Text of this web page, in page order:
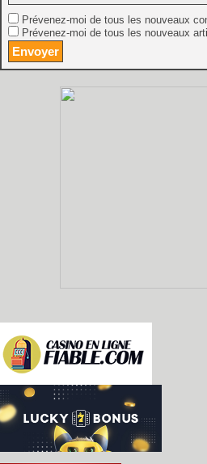
Prévenez-moi de tous les nouveaux
Prévenez-moi de tous les nouveaux